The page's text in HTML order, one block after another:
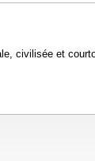
civilisée et